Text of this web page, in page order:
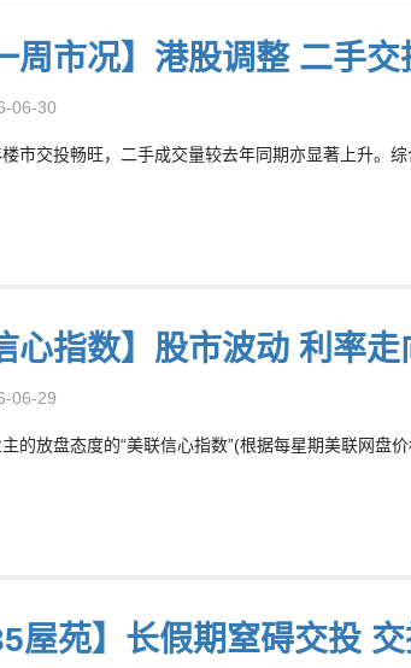
周市况】港股调整 二手
06-30
楼市交投畅旺，二手成交量较去年同期亦显著上升
心指数】股市波动 利率
06-29
的放盘态度的“美联信心指数”(根据每星期美联网盘
屋苑】长假期窒碍交投